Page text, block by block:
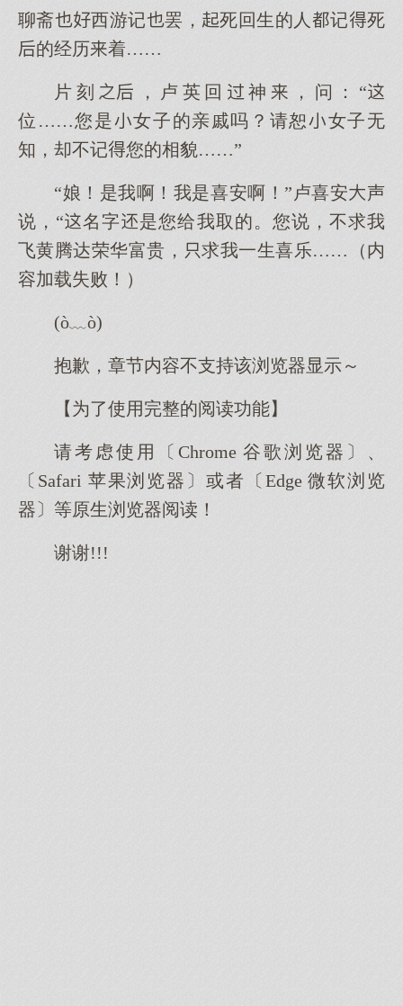
聊斋西游记罢，死回生的人记死
的经历着……
片刻，卢英回神，问：“
位……您是女子的亲戚吗？请恕女子无
知，却不记您的相貌……”
“娘！是我啊！我是喜安啊！”卢喜安声
说，“名字是您给我取的。您说，不求我
飞黄腾达荣华富贵，求我一生喜乐……（内
容加载失败！）
(ò﹏ò)
抱歉，章节内容不支持该浏览器显示～
【为了使用完整的阅读功能】
请考虑使用〔Chrome 谷歌浏览器〕、
〔Safari 苹果浏览器〕或者〔Edge 微软浏览
器〕等原生浏览器阅读！
谢谢!!!